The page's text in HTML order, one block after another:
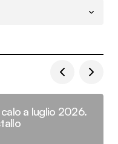
a luglio 2026.